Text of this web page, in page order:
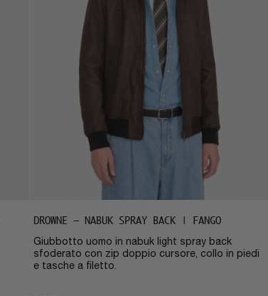
DROWNE – NABUK SPRAY BACK | FANGO
Giubbotto uomo in nabuk light spray back
sfoderato con zip doppio cursore, collo in piedi
e tasche a filetto.